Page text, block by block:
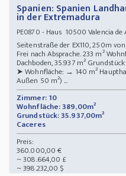
Spanien: Spanien
in der Extremadura
PE0870 - Haus 10500 Valencia de
Seitenstraße der EX110, 250m
Frei nach Absprache. 233 m²
Dachboden, 35.937 m²
➤ Wohnfläche: → 140 m²
Außen 50 m²) ...
Zimmer: 10
Wohnfläche: 389,00m²
Grundstück: 35.937,00m²
Caceres
Preis:
360.000,00 €
~ 308.664,00 £
~ 398.232,00 $